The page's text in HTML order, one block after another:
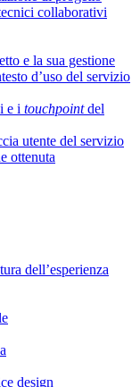
collaborativi
e la sua gestione
d’uso del servizio
e i touchpointdel
utente del servizio
ottenuta
dell’esperienza
design